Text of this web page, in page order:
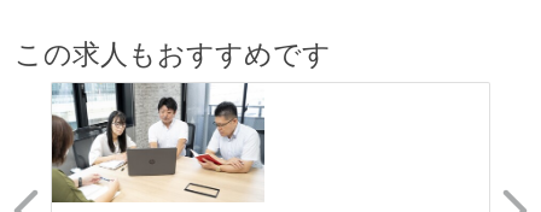
この求人もおすすめです